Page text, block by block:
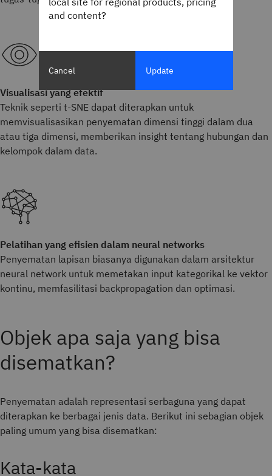
Visualisasi yang efektif
Teknik seperti t-SNE dapat diterapkan untuk
memvisualisasikan penyematan dimensi tinggi dalam dua
atau tiga dimensi, memberikan insight tentang hubungan dan
kelompok dalam data.
Pelatihan yang efisien dalam neural networks
Penyematan lapisan biasanya digunakan dalam arsitektur
neural network untuk memetakan input kategorikal ke vektor
kontinu, memfasilitasi backpropagation dan optimasi.
Objek apa saja yang bisa
disematkan?
Penyematan adalah representasi serbaguna yang dapat
diterapkan ke berbagai jenis data. Berikut ini sebagian objek
paling umum yang bisa disematkan:
Kata-kata
and content?
Cancel Update